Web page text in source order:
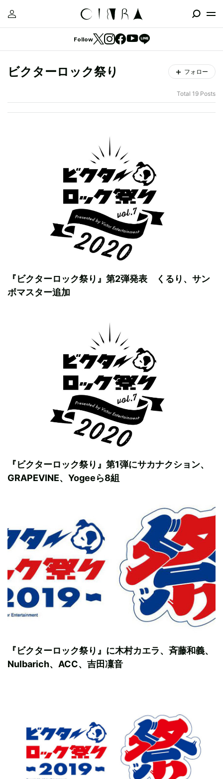
Follow
ビクターロック祭り フォロー
Total 19 Posts
『ビクターロック祭り』第2弾発表 くるり、サン
ボマスター追加
『ビクターロック祭り』第1弾にサカナクション、
GRAPEVINE、Yogeeら8組
『ビクターロック祭り』に木村カエラ、斉藤和義、
Nulbarich、ACC、吉田凜音